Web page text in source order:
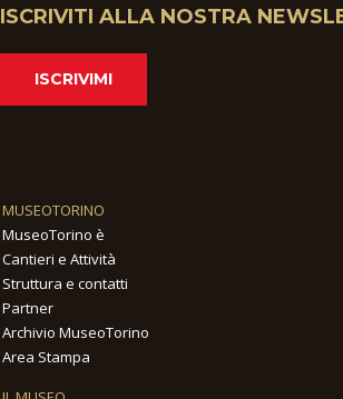
ISCRIVITI ALLA NOSTRA
ISCRIVIMI
MUSEOTORINO
MuseoTorino è
Cantieri e Attività
Struttura e contatti
Partner
Archivio MuseoTorino
Area Stampa